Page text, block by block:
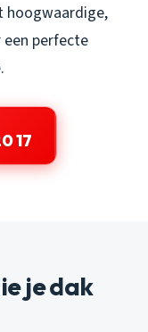
hoogwaardige,
perfecte
17
je dak